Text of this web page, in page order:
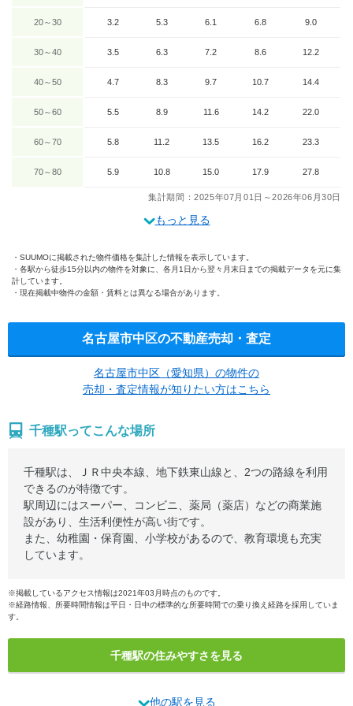
20～30 3.2 5.3 6.1 6.8 9.0
30～40 3.5 6.3 7.2 8.6 12.2
40～50 4.7 8.3 9.7 10.7 14.4
50～60 5.5 8.9 11.6 14.2 22.0
60～70 5.8 11.2 13.5 16.2 23.3
70～80 5.9 10.8 15.0 17.9 27.8
集計期間：2025年07月01日～2026年06月30日
もっと見る
SUUMOに掲載された物件価格を集計した情報を表示しています。
各駅から徒歩15分以内の物件を対象に、各月1日から翌々月末日までの掲載データを元に集
計しています。
現在掲載中物件の金額・賃料とは異なる場合があります。
名古屋市中区の不動産売却・査定
名古屋市中区（愛知県）の物件の
売却・査定情報が知りたい方はこちら
千種駅ってこんな場所
千種駅は、ＪＲ中央本線、地下鉄東山線と、2つの路線を利用
できるのが特徴です。
駅周辺にはスーパー、コンビニ、薬局（薬店）などの商業施
設があり、生活利便性が高い街です。
また、幼稚園・保育園、小学校があるので、教育環境も充実
しています。
※掲載しているアクセス情報は2021年03月時点のものです。
※経路情報、所要時間情報は平日・日中の標準的な所要時間での乗り換え経路を採用していま
す。
千種駅の住みやすさを見る
他の駅を見る